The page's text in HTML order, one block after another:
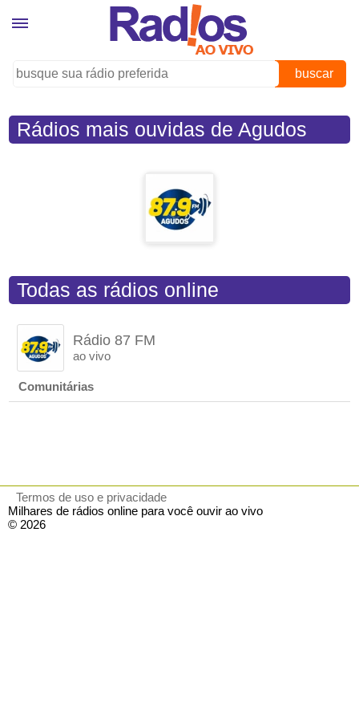
buscar
Rádios mais ouvidas de Agudos
Todas as rádios online
Rádio 87 FM
ao vivo
Comunitárias
Termos de uso e privacidade
Milhares de rádios online para você ouvir ao vivo
© 2026